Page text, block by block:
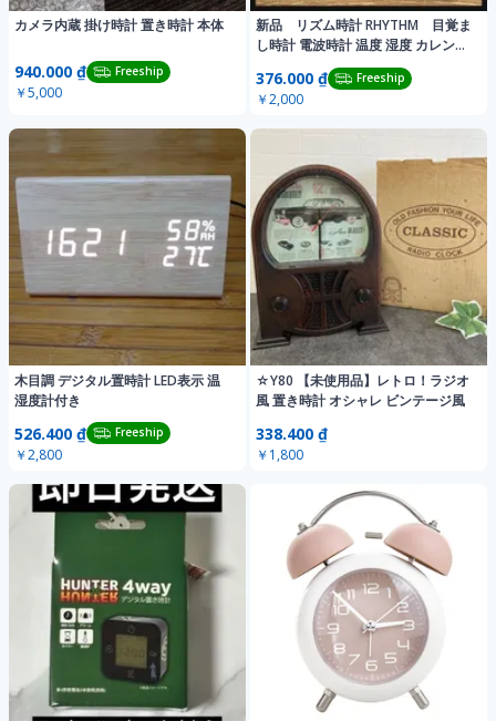
カメラ内蔵 掛け時計 置き時計 本体
940.000 ₫ Freeship
￥5,000
新品 リズム時計 RHYTHM 目覚ま
し時計 電波時計 温度 湿度 カレンダ
376.000 ₫ Freeship
￥2,000
木目調 デジタル置時計 LED表示 温
湿度計付き
526.400 ₫ Freeship
￥2,800
☆Y80 【未使用品】レトロ！ラジオ
風 置き時計 オシャレ ビンテージ風
338.400 ₫
￥1,800